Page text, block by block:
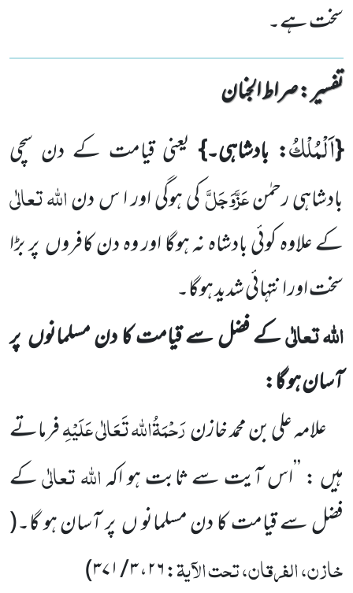
سخت ہے۔
تفسیر : ‎صراط الجنان
{اَلْمُلْكُ: بادشاہی۔} یعنی قیامت کے دن سچی
بادشاہی رحمٰنعَزَّوَجَلَّکی ہوگی اور ا س دناللہتعالٰی
کے علاوہ کوئیبادشاہ نہ ہوگا اور وہ دن کافروںپر بڑا
سخت اور انتہائی شدید ہوگا۔
اللہتعالٰیکے فضل سے قیامت کا دن مسلمانوںپر
آسان ہو گا:
علامہ علی بن محمد خازنرَحْمَۃُاللہ تَعَالٰی عَلَیْہِفرماتے
ہیں : ’’اس آیت سے ثابت ہو اکہاللہتعالٰیکے
فضل سے قیامت کا دن مسلمانو ںپر آسان ہو گا۔(
خازن، الفرقان، تحت الآیۃ:۲۶،۳ / ۳۷۱
)